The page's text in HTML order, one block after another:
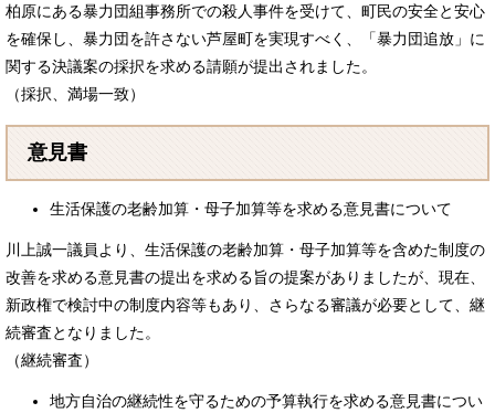
柏原にある暴力団組事務所での殺人事件を受けて、町民の安全と安心
を確保し、暴力団を許さない芦屋町を実現すべく、「暴力団追放」に
関する決議案の採択を求める請願が提出されました。
（採択、満場一致）
意見書
生活保護の老齢加算・母子加算等を求める意見書について
川上誠一議員より、生活保護の老齢加算・母子加算等を含めた制度の
改善を求める意見書の提出を求める旨の提案がありましたが、現在、
新政権で検討中の制度内容等もあり、さらなる審議が必要として、継
続審査となりました。
（継続審査）
地方自治の継続性を守るための予算執行を求める意見書につい